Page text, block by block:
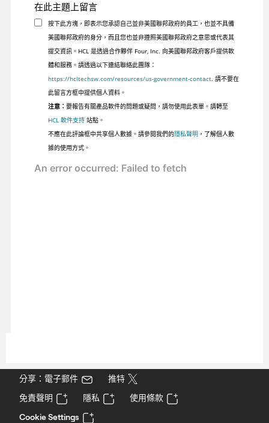
在此主題上留言
按下此方塊，即表示您承認自己並非美國聯邦政府的員工，也並不具備
美國聯邦政府的身分，而且您也並非遵照美國聯邦政府之意思或代表其
提交資訊。HCL 是透過合作夥伴 Four, Inc. 向美國聯邦政府客戶提供軟
體和服務。請透過以下連結聯絡此團隊：
https://hcltechsw.com/resources/us-government-contact. 請不要在
此留言方框中提供個人資料。
注意： 要報告有關產品軟件的問題或疑問，請勿使用此表單。請轉至
HCL 軟件支持站點。
不應在此評論框中共享個人數據。請參閱我們的隱私聲明 ，了解個人數
據的使用方式。
分享：電子郵件
推特
免責聲明
隱私
使用條款
Cookie Settings